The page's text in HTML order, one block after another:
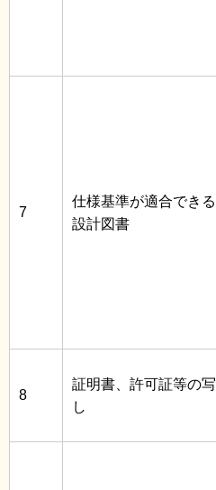
7
仕様基準が適合できる
設計図書
8
証明書、許可証等の写
し